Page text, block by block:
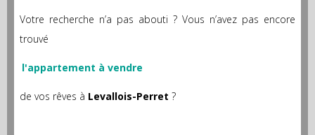
Votre recherche n’a pas abouti ? Vous n’avez pas encore
trouvé
l'appartement à vendre
de vos rêves à Levallois-Perret ?